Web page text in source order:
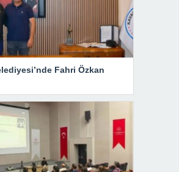
Fahri Özkan